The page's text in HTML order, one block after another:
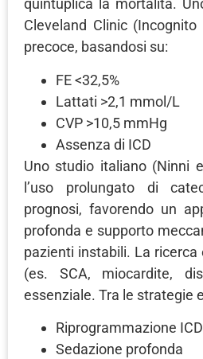
quintuplica la mortalità.
Cleveland Clinic
precoce, basandosi su:
FE <32,5%
Lattati >2,1 mmol/L
CVP >10,5 mmHg
Assenza di ICD
Uno studio italiano (Ninni
l’uso prolungato di
prognosi, favorendo un
profonda e supporto
pazienti instabili. La
(es. SCA, miocardite,
essenziale. Tra le strategie
Riprogrammazione ICD
Sedazione profonda